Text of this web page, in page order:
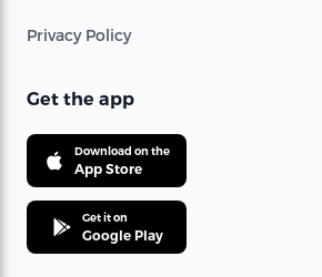
Privacy Policy
Get the app
Download on the
App Store
Get it on
Google Play